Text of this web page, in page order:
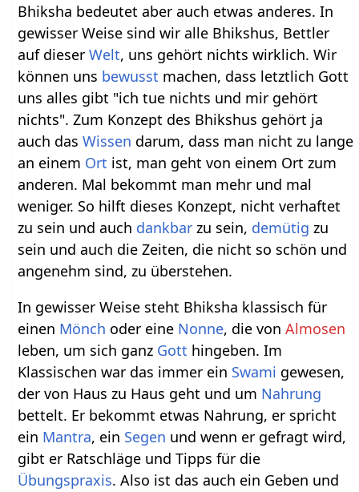
Bhiksha bedeutet aber auch etwas anderes. In
gewisser Weise sind wir alle Bhikshus, Bettler
auf dieserWelt, uns gehört nichts wirklich. Wir
können uns bewusst machen, dass letztlich Gott
uns alles gibt "ich tue nichts und mir gehört
nichts". Zum Konzept des Bhikshus gehört ja
auch dasWissen darum, dass man nicht zu lange
an einem Ort ist, man geht von einem Ort zum
anderen. Mal bekommt man mehr und mal
weniger. So hilft dieses Konzept, nicht verhaftet
zu sein und auch dankbar zu sein, demütig zu
sein und auch die Zeiten, die nicht so schön und
angenehm sind, zu überstehen.
In gewisser Weise steht Bhiksha klassisch für
einen Mönch oder eine Nonne, die vonAlmosen
leben, um sich ganz Gott hingeben. Im
Klassischen war das immer ein Swami gewesen,
der von Haus zu Haus geht und um Nahrung
bettelt. Er bekommt etwas Nahrung, er spricht
ein Mantra, ein Segen und wenn er gefragt wird,
gibt er Ratschläge und Tipps für die
Übungspraxis. Also ist das auch ein Geben und